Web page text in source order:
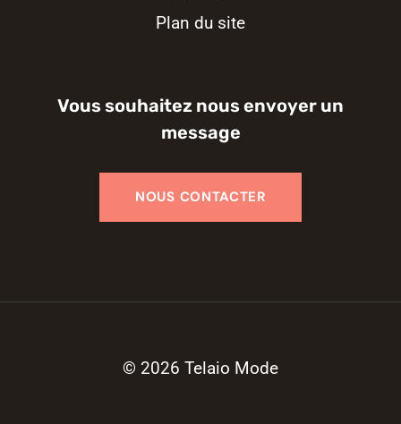
Plan du site
Vous souhaitez nous envoyer un
message
© 2026 Telaio Mode